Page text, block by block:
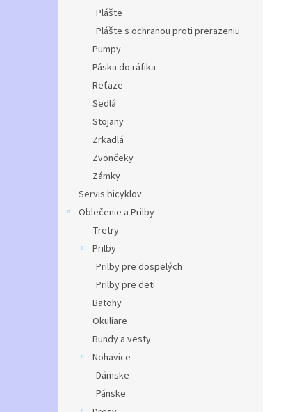
Plášte
Plášte s ochranou proti prerazeniu
Pumpy
Páska do ráfika
Reťaze
Sedlá
Stojany
Zrkadlá
Zvončeky
Zámky
Servis bicyklov
Oblečenie a Prilby
Tretry
Prilby
Prilby pre dospelých
Prilby pre deti
Batohy
Okuliare
Bundy a vesty
Nohavice
Dámske
Pánske